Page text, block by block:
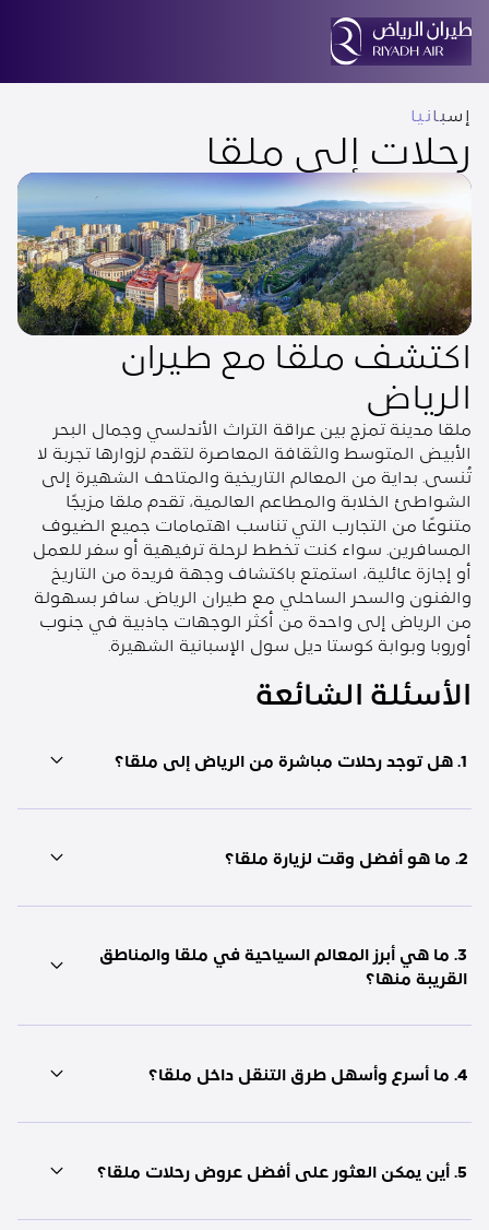
إسبانيا
رحلات إلى ملقا
اكتشف ملقا مع طيران
الرياض
ملقا مدينة تمزج بين عراقة التراث الأندلسي وجمال البحر
الأبيض المتوسط والثقافة المعاصرة لتقدم لزوارها تجربة لا
تُنسى. بداية من المعالم التاريخية والمتاحف الشهيرة إلى
الشواطئ الخلابة والمطاعم العالمية، تقدم ملقا مزيجًا
متنوعًا من التجارب التي تناسب اهتمامات جميع الضيوف
المسافرين. سواء كنت تخطط لرحلة ترفيهية أو سفر للعمل
أو إجازة عائلية، استمتع باكتشاف وجهة فريدة من التاريخ
والفنون والسحر الساحلي مع طيران الرياض. سافر بسهولة
من الرياض إلى واحدة من أكثر الوجهات جاذبية في جنوب
أوروبا وبوابة كوستا ديل سول الإسبانية الشهيرة.
الأسئلة الشائعة
1. هل توجد رحلات مباشرة من الرياض إلى ملقا؟
2. ما هو أفضل وقت لزيارة ملقا؟
3. ما هي أبرز المعالم السياحية في ملقا والمناطق
القريبة منها؟
4. ما أسرع وأسهل طرق التنقل داخل ملقا؟
5. أين يمكن العثور على أفضل عروض رحلات ملقا؟